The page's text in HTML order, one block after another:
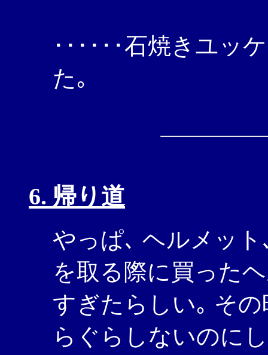
･･････石焼きユッ
た｡
6. 帰り道
やっぱ､ ヘルメッ
を取る際に買った
すぎたらしい｡ そ
らぐらしないのに